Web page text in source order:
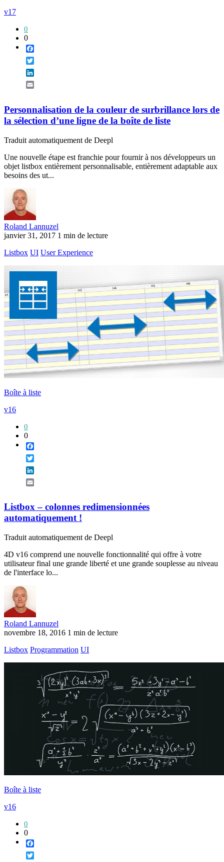
v17
0
0
Personnalisation de la couleur de surbrillance lors de
la sélection d’une ligne de la boîte de liste
Traduit automatiquement de Deepl
Une nouvelle étape est franchie pour fournir à nos développeurs un
objet listbox entièrement personnalisable, entièrement adaptable aux
besoins des ut...
Roland Lannuzel
janvier 31, 2017 1 min de lecture
Listbox UI User Experience
Boîte à liste
v16
0
0
Listbox – colonnes redimensionnées
automatiquement !
Traduit automatiquement de Deepl
4D v16 comprend une nouvelle fonctionnalité qui offre à votre
utilisateur final une grande liberté et une grande souplesse au niveau
de l'interface lo...
Roland Lannuzel
novembre 18, 2016 1 min de lecture
Listbox Programmation UI
Boîte à liste
v16
0
0